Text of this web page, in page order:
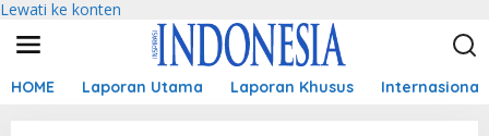
Lewati ke konten
HOME Laporan Utama Laporan Khusus Internasional